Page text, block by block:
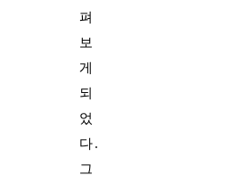
펴
보
게
되
었
다.
그